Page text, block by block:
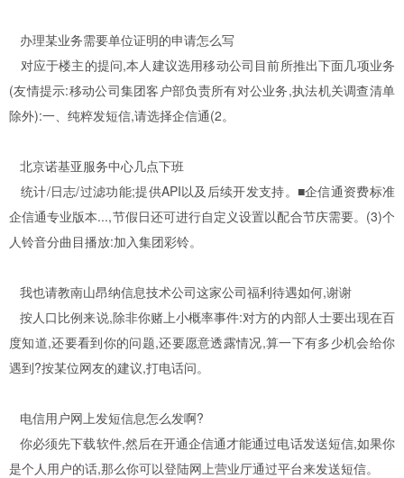
办理某业务需要单位证明的申请怎么写
对应于楼主的提问,本人建议选用移动公司目前所推出下面几项业务
(友情提示:移动公司集团客户部负责所有对公业务,执法机关调查清单
除外):一、纯粹发短信,请选择企信通(2。
北京诺基亚服务中心几点下班
统计/日志/过滤功能;提供API以及后续开发支持。■企信通资费标准
企信通专业版本...,节假日还可进行自定义设置以配合节庆需要。(3)个
人铃音分曲目播放:加入集团彩铃。
我也请教南山昂纳信息技术公司这家公司福利待遇如何,谢谢
按人口比例来说,除非你赌上小概率事件:对方的内部人士要出现在百
度知道,还要看到你的问题,还要愿意透露情况,算一下有多少机会给你
遇到?按某位网友的建议,打电话问。
电信用户网上发短信息怎么发啊?
你必须先下载软件,然后在开通企信通才能通过电话发送短信,如果你
是个人用户的话,那么你可以登陆网上营业厅通过平台来发送短信。